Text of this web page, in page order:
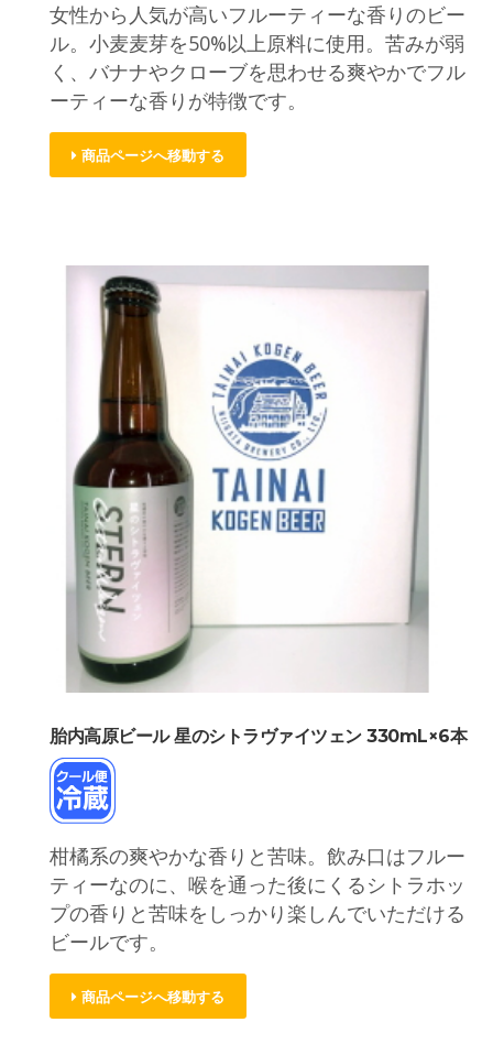
女性から人気が高いフルーティーな香りのビー
ル。小麦麦芽を50%以上原料に使用。苦みが弱
く、バナナやクローブを思わせる爽やかでフル
ーティーな香りが特徴です。
商品ページへ移動する
胎内高原ビール 星のシトラヴァイツェン 330mL×6本
柑橘系の爽やかな香りと苦味。飲み口はフルー
ティーなのに、喉を通った後にくるシトラホッ
プの香りと苦味をしっかり楽しんでいただける
ビールです。
商品ページへ移動する